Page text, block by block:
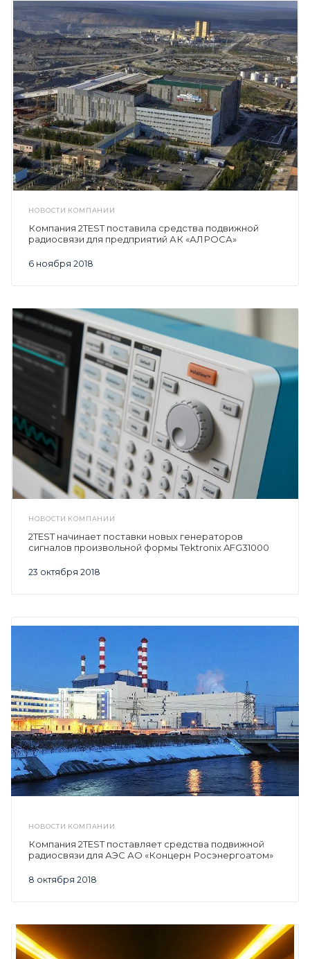
НОВОСТИ КОМПАНИИ
6 ноября 2018
Компания 2TEST поставила средства подвижной
радиосвязи для предприятий АК «АЛРОСА»
НОВОСТИ КОМПАНИИ
23 октября 2018
2TEST начинает поставки новых генераторов
сигналов произвольной формы Tektronix AFG31000
НОВОСТИ КОМПАНИИ
8 октября 2018
Компания 2TEST поставляет средства подвижной
радиосвязи для АЭС АО «Концерн Росэнергоатом»